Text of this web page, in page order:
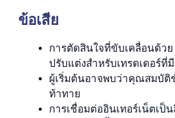
ข้อเสีย
การตัดสินใจที่ขับเคลื่อนด้ว
ปรับแต่งสำหรับเทรดเดอร์ที่
ผู้เริ่มต้นอาจพบว่าคุณสมบัติ
ท้าทาย
การเชื่อมต่ออินเทอร์เน็ตเป็